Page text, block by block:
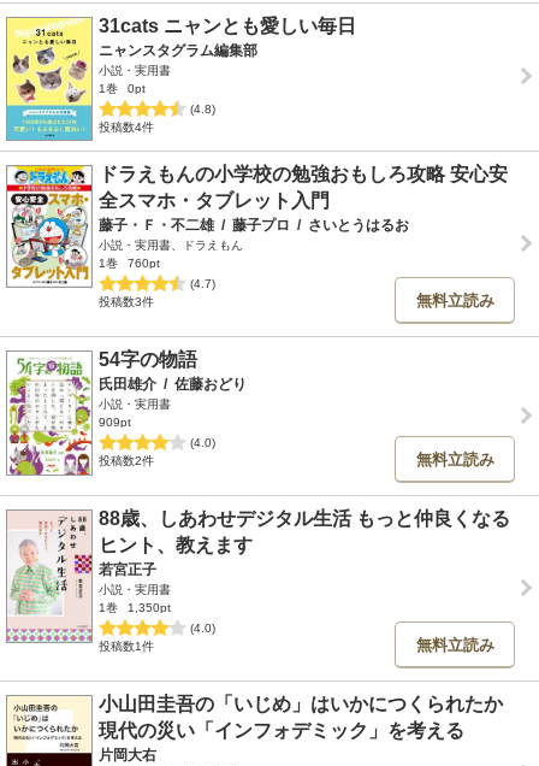
31cats ニャンとも愛しい毎日
ニャンスタグラム編集部
小説・実用書
1巻
0pt
(4.8)
投稿数4件
ドラえもんの小学校の勉強おもしろ攻略 安心安
全スマホ・タブレット入門
藤子・Ｆ・不二雄 / 藤子プロ / さいとうはるお
小説・実用書、ドラえもん
1巻
760pt
(4.7)
投稿数3件
無料立読み
54字の物語
氏田雄介 / 佐藤おどり
小説・実用書
909pt
(4.0)
投稿数2件
無料立読み
88歳、しあわせデジタル生活 もっと仲良くなる
ヒント、教えます
若宮正子
小説・実用書
1巻
1,350pt
(4.0)
投稿数1件
無料立読み
小山田圭吾の「いじめ」はいかにつくられたか
現代の災い「インフォデミック」を考える
片岡大右